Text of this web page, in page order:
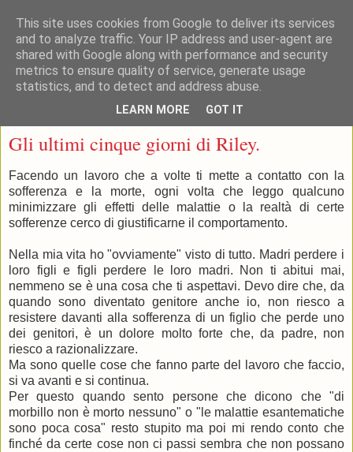
Gli ultimi cinque giorni di Riley.
Facendo un lavoro che a volte ti mette a contatto con la
sofferenza e la morte, ogni volta che leggo qualcuno
minimizzare gli effetti delle malattie o la realtà di certe
sofferenze cerco di giustificarne il comportamento.
Nella mia vita ho "ovviamente" visto di tutto. Madri perdere i
loro figli e figli perdere le loro madri. Non ti abitui mai,
nemmeno se è una cosa che ti aspettavi. Devo dire che, da
quando sono diventato genitore anche io, non riesco a
resistere davanti alla sofferenza di un figlio che perde uno
dei genitori, è un dolore molto forte che, da padre, non
riesco a razionalizzare.
Ma sono quelle cose che fanno parte del lavoro che faccio,
si va avanti e si continua.
Per questo quando sento persone che dicono che "di
morbillo non è morto nessuno" o "le malattie esantematiche
sono poca cosa" resto stupito ma poi mi rendo conto che
finché da certe cose non ci passi sembra che non possano
This site uses cookies from Google to deliver its services
and to analyze traffic. Your IP address and user-agent are
shared with Google along with performance and security
metrics to ensure quality of service, generate usage
statistics, and to detect and address abuse.
LEARN MORE GOT IT